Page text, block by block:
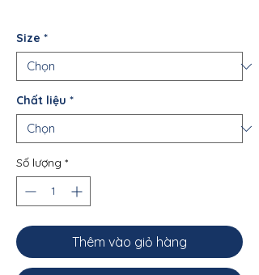
Size *
Chất liệu *
Số lượng *
Thêm vào giỏ hàng